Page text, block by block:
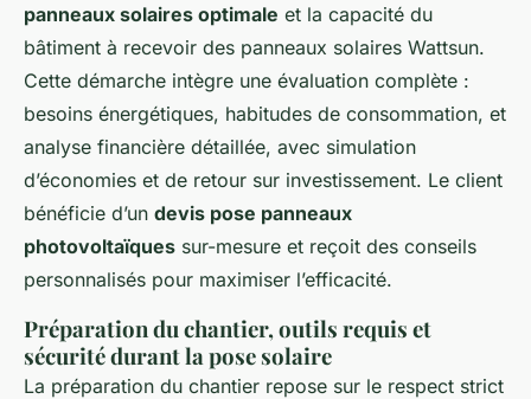
panneaux solaires optimale et la capacité du
bâtiment à recevoir des panneaux solaires Wattsun.
Cette démarche intègre une évaluation complète :
besoins énergétiques, habitudes de consommation, et
analyse financière détaillée, avec simulation
d’économies et de retour sur investissement. Le client
bénéficie d’un devis pose panneaux
photovoltaïques sur-mesure et reçoit des conseils
personnalisés pour maximiser l’efficacité.
Préparation du chantier, outils requis et
sécurité durant la pose solaire
La préparation du chantier repose sur le respect strict